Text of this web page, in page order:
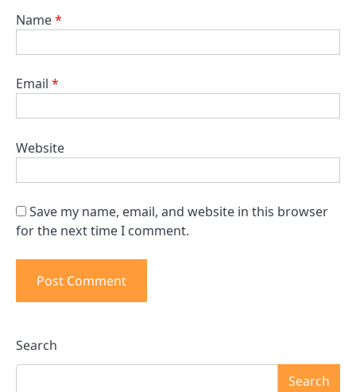
Name*
Email *
Website
Save my name, email, and website in this browser
for the next time I comment.
Search
Search